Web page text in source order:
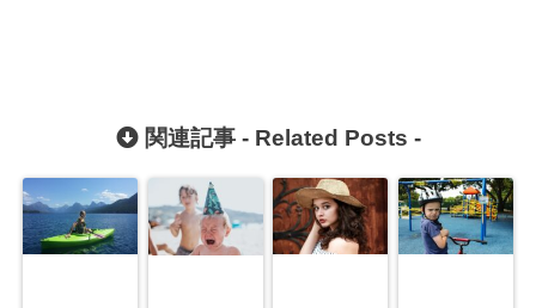
関連記事 - Related Posts -